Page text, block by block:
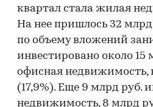
квартал стала жилая
На нее пришлось 32
по объему вложений
инвестировано около 15
офисная недвижимость,
(17,9%). Еще 9 млрд руб.
недвижимость, 8 млрд